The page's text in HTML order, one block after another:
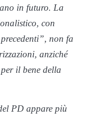
in futuro. La
con
non fa
anziché
il bene della
PD appare più